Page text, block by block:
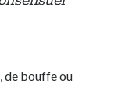
de bouffe ou